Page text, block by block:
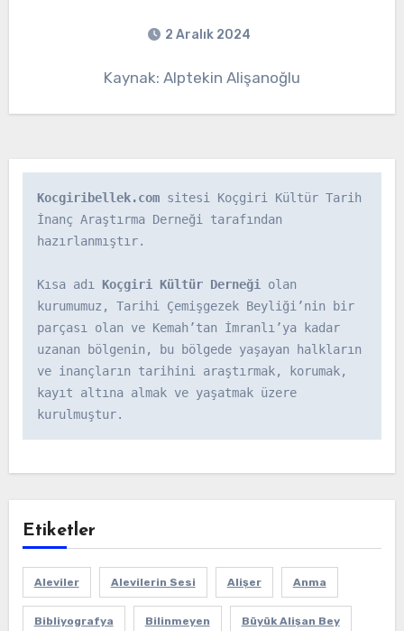
2 Aralık 2024
Kaynak: Alptekin Alişanoğlu
Kocgiribellek.com sitesi Koçgiri Kültür Tarih
İnanç Araştırma Derneği tarafından
hazırlanmıştır.
Kısa adı Koçgiri Kültür Derneği olan
kurumumuz, Tarihi Çemişgezek Beyliği’nin bir
parçası olan ve Kemah’tan İmranlı’ya kadar
uzanan bölgenin, bu bölgede yaşayan halkların
ve inançların tarihini araştırmak, korumak,
kayıt altına almak ve yaşatmak üzere
kurulmuştur.
Etiketler
Aleviler Alevilerin Sesi Alişer Anma
Bibliyografya Bilinmeyen Büyük Alişan Bey